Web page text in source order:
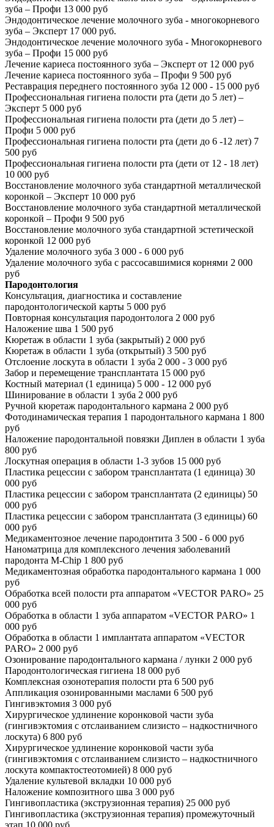
зуба – Профи 13 000 руб
Эндодонтическое лечение молочного зуба - многокорневого
зуба – Эксперт 17 000 руб.
Эндодонтическое лечение молочного зуба - Многокорневого
зуба – Профи 15 000 руб
Лечение кариеса постоянного зуба – Эксперт от 12 000 руб
Лечение кариеса постоянного зуба – Профи 9 500 руб
Реставрация переднего постоянного зуба 12 000 - 15 000 руб
Профессиональная гигиена полости рта (дети до 5 лет) –
Эксперт 5 000 руб
Профессиональная гигиена полости рта (дети до 5 лет) –
Профи 5 000 руб
Профессиональная гигиена полости рта (дети до 6 -12 лет) 7
500 руб
Профессиональная гигиена полости рта (дети от 12 - 18 лет)
10 000 руб
Восстановление молочного зуба стандартной металлической
коронкой – Эксперт 10 000 руб
Восстановление молочного зуба стандартной металлической
коронкой – Профи 9 500 руб
Восстановление молочного зуба стандартной эстетической
коронкой 12 000 руб
Удаление молочного зуба 3 000 - 6 000 руб
Удаление молочного зуба с рассосавшимися корнями 2 000
руб
Пародонтология
Консультация, диагностика и составление
пародонтологической карты 5 000 руб
Повторная консультация пародонтолога 2 000 руб
Наложение шва 1 500 руб
Кюретаж в области 1 зуба (закрытый) 2 000 руб
Кюретаж в области 1 зуба (открытый) 3 500 руб
Отслоение лоскута в области 1 зуба 2 000 - 3 000 руб
Забор и перемещение трансплантата 15 000 руб
Костный материал (1 единица) 5 000 - 12 000 руб
Шинирование в области 1 зуба 2 000 руб
Ручной кюретаж пародонтального кармана 2 000 руб
Фотодинамическая терапия 1 пародонтального кармана 1 800
руб
Наложение пародонтальной повязки Диплен в области 1 зуба
800 руб
Лоскутная операция в области 1-3 зубов 15 000 руб
Пластика рецессии с забором трансплантата (1 единица) 30
000 руб
Пластика рецессии с забором трансплантата (2 единицы) 50
000 руб
Пластика рецессии с забором трансплантата (3 единицы) 60
000 руб
Медикаментозное лечение пародонтита 3 500 - 6 000 руб
Наноматрица для комплексного лечения заболеваний
пародонта M-Chip 1 800 руб
Медикаментозная обработка пародонтального кармана 1 000
руб
Обработка всей полости рта аппаратом «VECTOR PARO» 25
000 руб
Обработка в области 1 зуба аппаратом «VECTOR PARO» 1
000 руб
Обработка в области 1 имплантата аппаратом «VECTOR
PARO» 2 000 руб
Озонирование пародонтального кармана / лунки 2 000 руб
Пародонтологическая гигиена 18 000 руб
Комплексная озонотерапия полости рта 6 500 руб
Аппликация озонированными маслами 6 500 руб
Гингивэктомия 3 000 руб
Хирургическое удлинение коронковой части зуба
(гингивэктомия с отслаиванием слизисто – надкостничного
лоскута) 6 800 руб
Хирургическое удлинение коронковой части зуба
(гингивэктомия с отслаиванием слизисто – надкостничного
лоскута компактостеотомией) 8 000 руб
Удаление культевой вкладки 10 000 руб
Наложение композитного шва 3 000 руб
Гингивопластика (экструзионная терапия) 25 000 руб
Гингивопластика (экструзионная терапия) промежуточный